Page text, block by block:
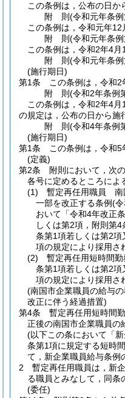
この条例は，公布の日か
附 則(令和元年条
この条例は，令和元年12
附 則(令和元年条
この条例は，令和2年4月
附 則(令和元年条
(施行期日)
第1条
この条例は，令和2
附 則(令和2年条例
この条例は，令和2年4月
の規定は，公布の日から施
附 則(令和4年条例
(施行期日)
第1条
この条例は，令和5
(定義)
第2条
附則において，次
各号に定めるところによ
(1)
暫定再任用職員 南
一部を改正する条例(
おいて「令和4年改正
しくは第2項，附則第
条第1項若しくは第2
項の規定により採用さ
(2)
暫定再任用短時間
条第1項若しくは第2
項の規定により採用さ
(南国市企業職員の給与
改正に伴う経過措置)
第4条
暫定再任用短時間
正後の南国市企業職員の
(以下この条において「
条第1項に規定する短時
て，新企業職員給与条例
2
暫定再任用職員は，新
る職員とみなして，同条
(委任)